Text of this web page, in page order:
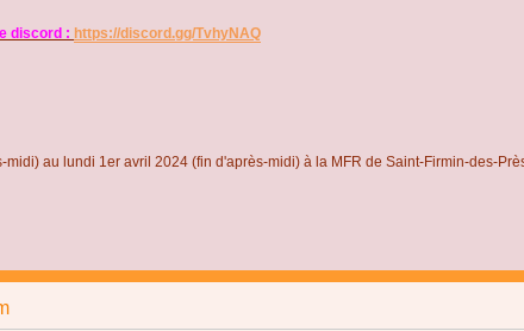
discord : https://discord.gg/TvhyNAQ
au lundi 1er avril 2024 (fin d'après-midi) à la MFR de Saint-Firmin-des-